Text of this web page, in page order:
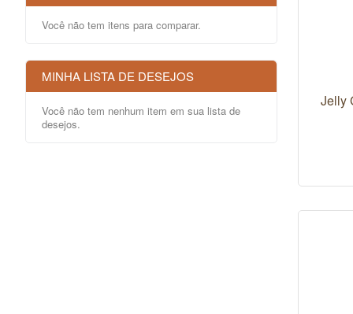
Jelly
Você não tem itens para comparar.
MINHA LISTA DE DESEJOS
Você não tem nenhum item em sua lista de
desejos.